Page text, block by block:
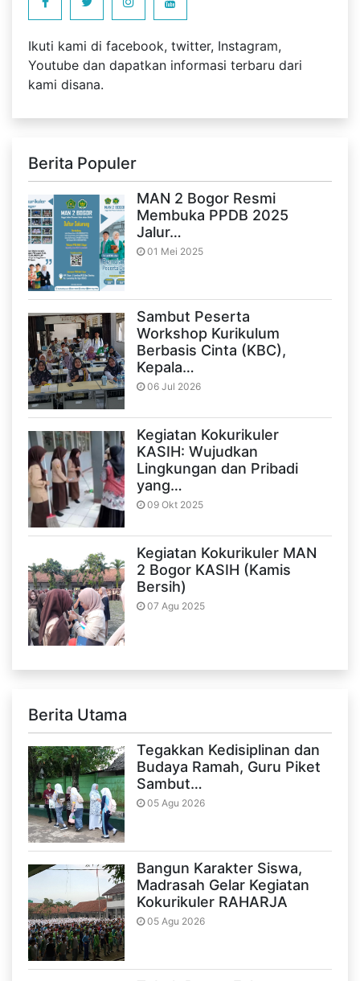
Ikuti kami di facebook, twitter, Instagram,
Youtube dan dapatkan informasi terbaru dari
kami disana.
Berita Populer
MAN 2 Bogor Resmi
Membuka PPDB 2025
Jalur…
01 Mei 2025
Sambut Peserta
Workshop Kurikulum
Berbasis Cinta (KBC),
Kepala…
06 Jul 2026
Kegiatan Kokurikuler
KASIH: Wujudkan
Lingkungan dan Pribadi
yang…
09 Okt 2025
Kegiatan Kokurikuler MAN
2 Bogor KASIH (Kamis
Bersih)
07 Agu 2025
Berita Utama
Tegakkan Kedisiplinan dan
Budaya Ramah, Guru Piket
Sambut…
05 Agu 2026
Bangun Karakter Siswa,
Madrasah Gelar Kegiatan
Kokurikuler RAHARJA
05 Agu 2026